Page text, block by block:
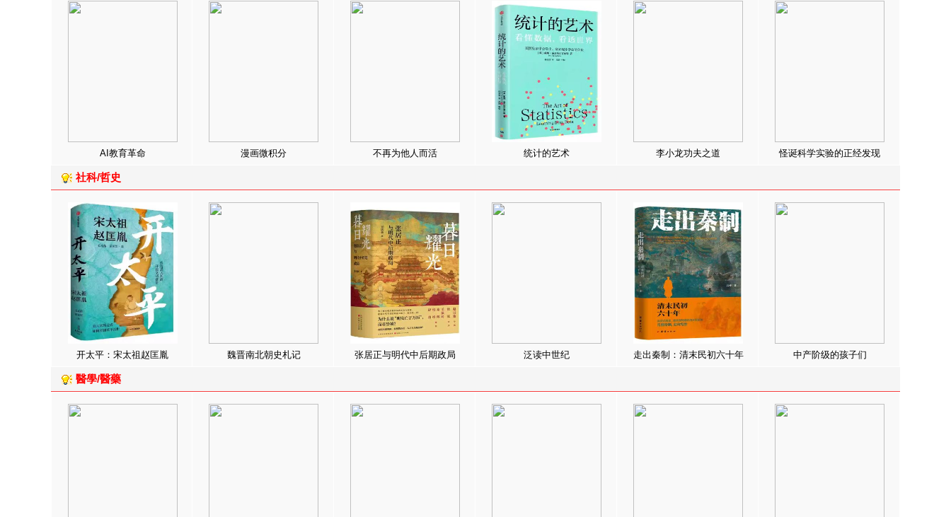
AI教育革命 漫画微积分 不再为他人而活 统计的艺术 李小龙功夫之道 怪诞科学实验的正经发现
社科/哲史
开太平：宋太祖赵匡胤 魏晋南北朝史札记 张居正与明代中后期政局 泛读中世纪 走出秦制：清末民初六十年 中产阶级的孩子们
醫學/醫藥